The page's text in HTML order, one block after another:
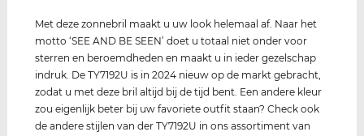
Met deze zonnebril maakt u uw look helemaal af. Naar het
motto ‘SEE AND BE SEEN’ doet u totaal niet onder voor
sterren en beroemdheden en maakt u in ieder gezelschap
indruk. De TY7192U is in 2024 nieuw op de markt gebracht,
zodat u met deze bril altijd bij de tijd bent. Een andere kleur
zou eigenlijk beter bij uw favoriete outfit staan? Check ook
de andere stijlen van der TY7192U in ons assortiment van